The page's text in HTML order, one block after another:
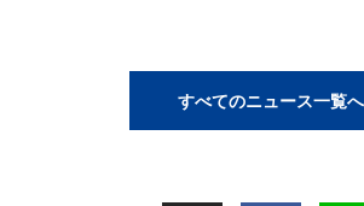
すべてのニュース一覧へ